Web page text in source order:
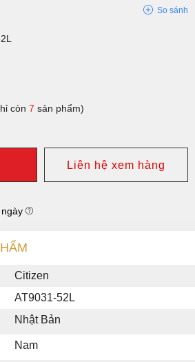
So sánh
còn 7 sản phẩm)
Liên hệ xem hàng
Citizen
AT9031-52L
Nhật Bản
Nam